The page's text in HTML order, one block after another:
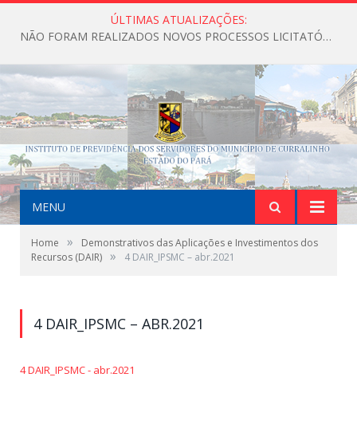
ÚLTIMAS ATUALIZAÇÕES:
NÃO FORAM REALIZADOS NOVOS PROCESSOS LICITATÓRIOS ATÉ O MOMENTO DO ANO DE 2026
MENU
Home »
Demonstrativos das Aplicações e Investimentos dos
Recursos (DAIR) » 4 DAIR_IPSMC – abr.2021
4 DAIR_IPSMC – ABR.2021
4 DAIR_IPSMC - abr.2021